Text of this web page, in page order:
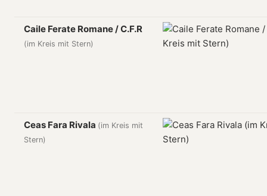
Caile Ferate Romane / C.F.R
(im Kreis mit Stern)
Ceas Fara Rivala (im Kreis mit
Stern)